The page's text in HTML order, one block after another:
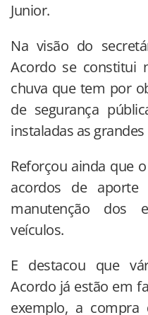
Junior.
Na visão do
Acordo se constitui
chuva que tem por
de segurança
instaladas as
Reforçou ainda que
acordos de
manutenção dos
veículos.
E destacou que
Acordo já estão em
exemplo, a compra